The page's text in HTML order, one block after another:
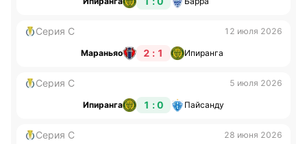
Серия С 12 июля 2026
Мараньяо 2 : 1 Ипиранга
Серия С 5 июля 2026
Ипиранга 1 : 0 Пайсанду
Серия С 28 июня 2026